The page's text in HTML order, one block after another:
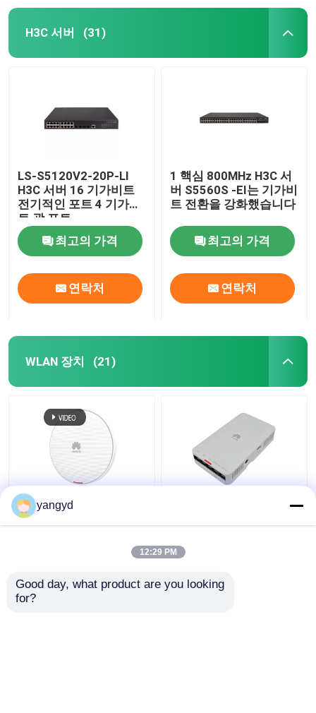
H3C 서버 (31)
LS-S5120V2-20P-LI
H3C 서버 16 기가비트
전기적인 포트 4 기가비
트 광 포트
최고의 가격
연락처
1 핵심 800MHz H3C 서
버 S5560S -EI는 기가비
트 전환을 강화했습니다
최고의 가격
연락처
WLAN 장치 (21)
화웨이 에어엔진 5762-
12 2.4GHz 5GHz 와이파
세스 포인트
yangyd
12:29 PM
Good day, what product are you looking
for?